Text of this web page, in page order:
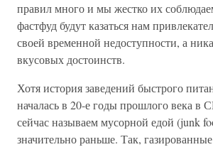
правил много и мы жестко их
фастфуд будут казаться нам
своей временной недоступности, а
вкусовых достоинств.
Хотя история заведений быстрого
началась в 20-е годы прошлого века
сейчас называем мусорной едой (junk
значительно раньше. Так,